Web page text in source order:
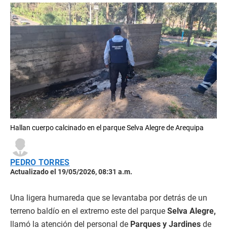
Hallan cuerpo calcinado en el parque Selva Alegre de Arequipa
PEDRO TORRES
Actualizado el 19/05/2026, 08:31 a.m.
Una ligera humareda que se levantaba por detrás de un
terreno baldío en el extremo este del parque Selva Alegre,
llamó la atención del personal de Parques y Jardines de